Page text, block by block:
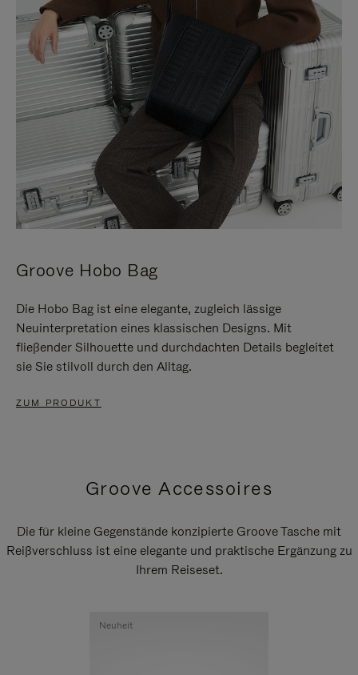
Groove Hobo Bag
Die Hobo Bag ist eine elegante, zugleich lässige
Neuinterpretation eines klassischen Designs. Mit
fließender Silhouette und durchdachten Details begleitet
sie Sie stilvoll durch den Alltag.
ZUM PRODUKT
Groove Accessoires
Die für kleine Gegenstände konzipierte Groove Tasche mit
Reißverschluss ist eine elegante und praktische Ergänzung zu
Ihrem Reiseset.
Neuheit